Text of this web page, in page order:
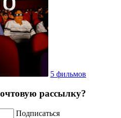
5 фильмов
рассылку?
Подписаться